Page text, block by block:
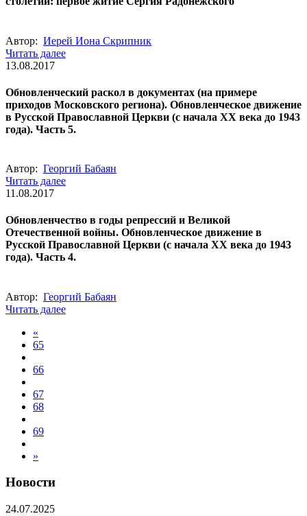
Автор: Иерей Иона Скрипник
Читать далее
13.08.2017
Обновленческий раскол в документах (на примере
приходов Московского региона). Обновленческое движение
в Русской Православной Церкви (с начала XX века до 1943
года). Часть 5.
Автор: Георгий Бабаян
Читать далее
11.08.2017
Обновленчество в годы репрессий и Великой
Отечественной войны. Обновленческое движение в
Русской Православной Церкви (с начала XX века до 1943
года). Часть 4.
Автор: Георгий Бабаян
Читать далее
«
65
66
67
68
69
»
Новости
24.07.2025